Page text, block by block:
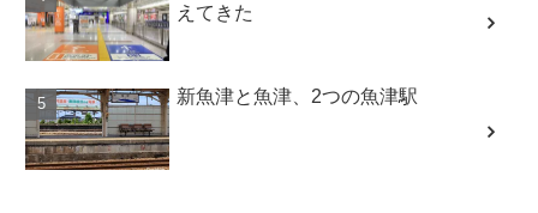
えてきた
新魚津と魚津、2つの魚津駅